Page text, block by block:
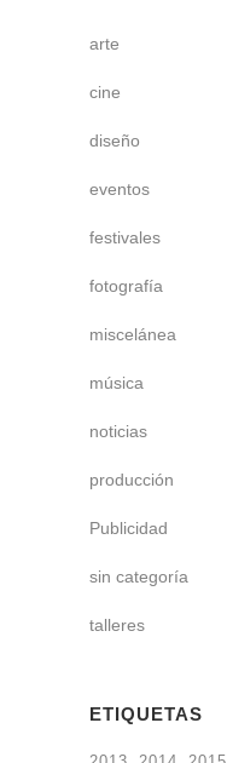
arte
cine
diseño
eventos
festivales
fotografía
miscelánea
música
noticias
producción
Publicidad
sin categoría
talleres
ETIQUETAS